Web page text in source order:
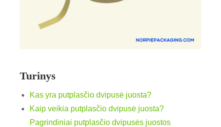
Turinys
Kas yra putplasčio dvipusė juosta?
Kaip veikia putplasčio dvipusė juosta?
Pagrindiniai putplasčio dvipusės juostos